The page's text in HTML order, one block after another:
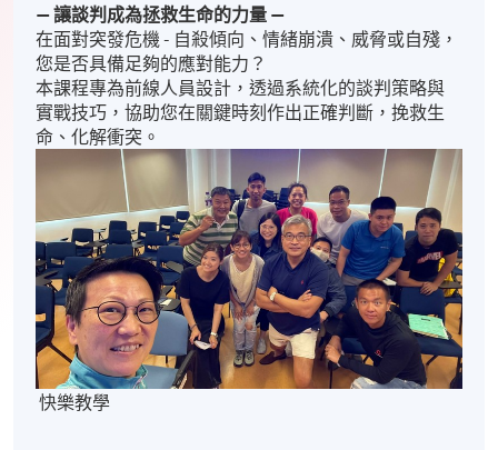
—讓談判成為拯救生命的力量 —
在面對突發危機 - 自殺傾向、情緒崩潰、威脅或自殘，
您是否具備足夠的應對能力？
本課程專為前線人員設計，透過系統化的談判策略與
實戰技巧，協助您在關鍵時刻作出正確判斷，挽救生
命、化解衝突。
快樂教學